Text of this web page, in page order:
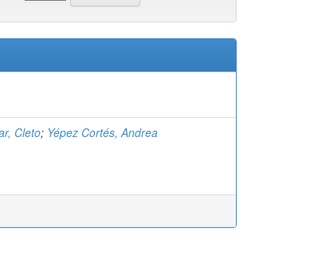
Cleto; Yépez Cortés, Andrea